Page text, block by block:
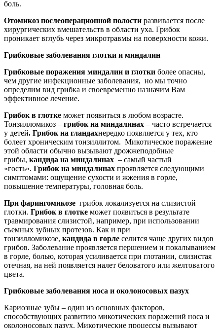
боль.
Отомикоз послеоперационной полости развивается после
хирургических вмешательств в области уха. Грибок
проникает вглубь через микротравмы на поверхности кожи.
Грибковые заболевания глотки и миндалин
Грибковые поражения миндалин и глотки более опасны,
чем другие инфекционные заболевания, но мы точно
определим вид грибка и своевременно назначим Вам
эффективное лечение.
Грибок в глотке может появиться в любом возрасте.
Тонзилломикоз – грибок на миндалинах – часто встречается
у детей. Грибок на гландахнередко появляется у тех, кто
болеет хроническим тонзиллитом. Микотическое поражение
этой области обычно вызывают дрожжеподобные
грибы, кандида на миндалинах – самый частый
«гость». Грибок на миндалинах проявляется следующими
симптомами: ощущение сухости и жжения в горле,
повышение температуры, головная боль.
При фарингомикозе грибок локализуется на слизистой
глотки. Грибок в глотке может появиться в результате
травмирования слизистой, например, при использовании
съемных зубных протезов. Как и при
тонзилломикозе, кандида в горле селится чаще других видов
грибов. Заболевание проявляется першением и покалыванием
в горле, болью, которая усиливается при глотании, слизистая
отечная, на ней появляется налет беловатого или желтоватого
цвета.
Грибковые заболевания носа и околоносовых пазух
Кариозные зубы – один из основных факторов,
способствующих развитию микотических поражений носа и
околоносовых пазух. Микотические процессы вызывают